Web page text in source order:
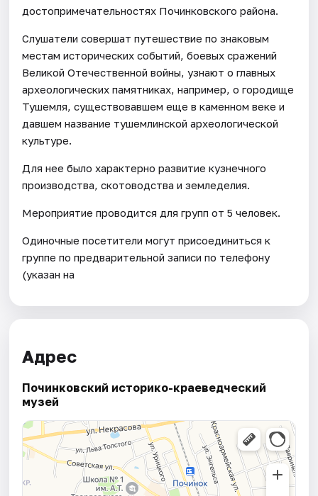
достопримечательностях Починковского района.
Слушатели совершат путешествие по знаковым
местам исторических событий, боевых сражений
Великой Отечественной войны, узнают о главных
археологических памятниках, например, о городище
Тушемля, существовавшем еще в каменном веке и
давшем название тушемлинской археологической
культуре.
Для нее было характерно развитие кузнечного
производства, скотоводства и земледелия.
Мероприятие проводится для групп от 5 человек.
Одиночные посетители могут присоединиться к
группе по предварительной записи по телефону
(указан на
Адрес
Починковский историко-краеведческий
музей